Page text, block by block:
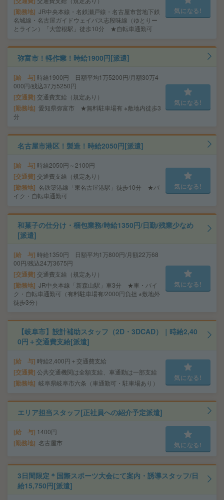
勤務地 JR中央本線・名鉄瀬戸線・名古屋市営地下鉄
名城線・名古屋ガイドウェイバス志段味線（ゆとりー
とライン）「大曽根駅」徒歩10分 ★自転車通勤可
気になる!
弥富市！軽作業！時給1900円[派遣]
給 与 時給1900円 日額平均1万5200円/月額30万4
000円/残込37万5250円
交通費 交通費支給（規定あり）
勤務地 愛知県弥富市 ★無料駐車場有 ※敷地内徒歩3
分
気になる!
名古屋市港区！製造！時給2050円[派遣]
給 与 時給2050円～2100円
交通費 交通費支給（規定あり）
勤務地 名鉄築港線「東名古屋港駅」徒歩10分 ★バ
イク・自転車通勤可
気になる!
和菓子の仕分け・梱包業務/時給1350円/日勤/残業少なめ
[派遣]
給 与 時給1350円 日額平均1万800円/月額22万68
00円/残込24万3675円
交通費 交通費支給（規定あり）
勤務地 JR中央本線「新森山駅」車3分 ★車・バイ
ク・自転車通勤可（有料駐車場有/2000円負担 ※敷地外
徒歩3分）
気になる!
【岐阜市】設計補助スタッフ（2D・3DCAD）｜時給2,40
0円＋交通費支給[派遣]
給 与 時給2,400円＋交通費支給
交通費 公共交通機関は全額支給、車通勤は一部支給
勤務地 岐阜県岐阜市六条（車通勤可・駐車場あり）
気になる!
エリア担当スタッフ[正社員への紹介予定派遣]
給 与 1400円
勤務地 名古屋市 気になる!
3日間限定＊国際スポーツ大会にて案内・誘導スタッフ/日
給15,750円[派遣]